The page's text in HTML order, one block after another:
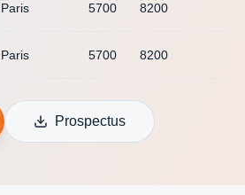
Paris 5700 8200
Paris 5700 8200
Prospectus